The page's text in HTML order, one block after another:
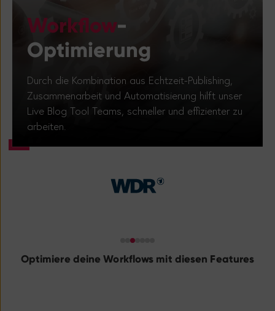
Workflow
Optimierung
Zusammenarbeit und Automatisierung hilft unser
Live Blog Tool Teams, schneller und effizienter zu
arbeiten.
Optimiere deine Workflows mit diesen Features